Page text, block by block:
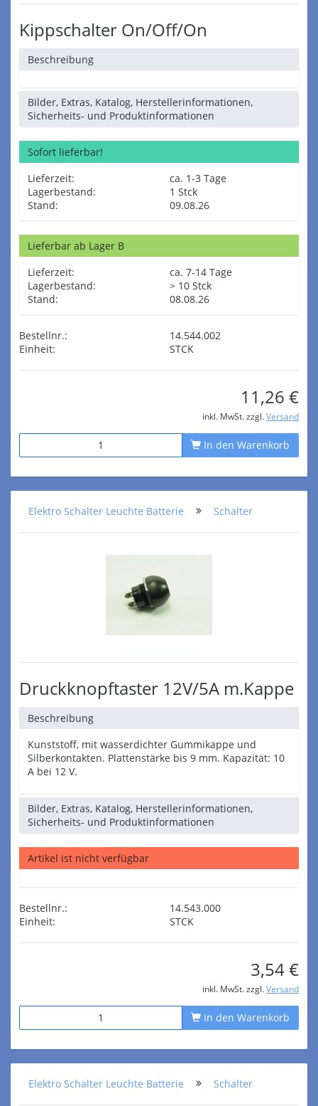
Kippschalter On/Off/On
Beschreibung
Bilder, Extras, Katalog, Herstellerinformationen,
Sicherheits- und Produktinformationen
Sofort lieferbar!
Lieferzeit:
ca. 1-3 Tage
Lagerbestand:
1 Stck
Stand:
09.08.26
Lieferbar ab Lager B
Lieferzeit:
ca. 7-14 Tage
Lagerbestand:
> 10 Stck
Stand:
08.08.26
Bestellnr.:
14.544.002
Einheit:
STCK
11,26 €
inkl. MwSt. zzgl. Versand
In den Warenkorb
Elektro Schalter Leuchte Batterie Schalter
Druckknopftaster 12V/5A m.Kappe
Beschreibung
Kunststoff, mit wasserdichter Gummikappe und
Silberkontakten. Plattenstärke bis 9 mm. Kapazität: 10
A bei 12 V.
Bilder, Extras, Katalog, Herstellerinformationen,
Sicherheits- und Produktinformationen
Artikel ist nicht verfügbar
Bestellnr.:
14.543.000
Einheit:
STCK
3,54 €
inkl. MwSt. zzgl. Versand
In den Warenkorb
Elektro Schalter Leuchte Batterie Schalter